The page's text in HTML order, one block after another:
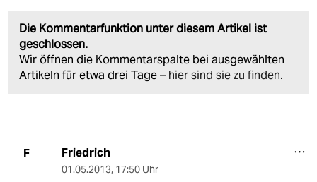
Die Kommentarfunktion unter diesem Artikel ist
geschlossen.
Wir öffnen die Kommentarspalte bei ausgewählten
Artikeln für etwa drei Tage – hier sind sie zu finden.
F Friedrich
01.05.2013, 17:50 Uhr